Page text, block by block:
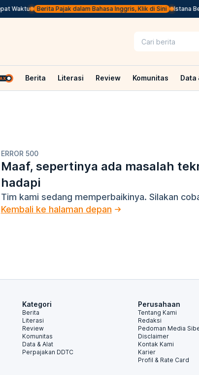
Berita Pajak dalam Bahasa Inggris, Klik di Sini Istana Belum
Berita Literasi Review Komunitas Data
ERROR 500
Maaf, sepertinya ada masalah
hadapi
Tim kami sedang memperbaikinya. Silakan
Kembali ke halaman depan
Kategori
Berita
Literasi
Review
Komunitas
Data & Alat
Perpajakan DDTC
Perusahaan
Tentang Kami
Redaksi
Pedoman Media
Disclaimer
Kontak Kami
Karier
Profil & Rate Card